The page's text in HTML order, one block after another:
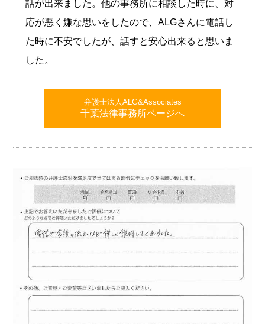
話が出来ました。他の事務所に相談した時に、対
応が悪く嫌な思いをしたので、ALGさんに電話し
た時に不安でしたが、話すと安心出来ると思いま
した。
弁護士法人ALG&Associates
千葉法律事務所ページへ